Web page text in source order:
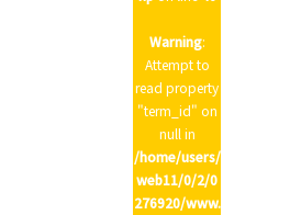
Warning:
Attempt to
read property
"term_id" on
null in
/home/users/
web11/0/2/0
276920/www.